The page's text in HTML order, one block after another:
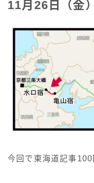
11月26日（金
今回で東海道記事100